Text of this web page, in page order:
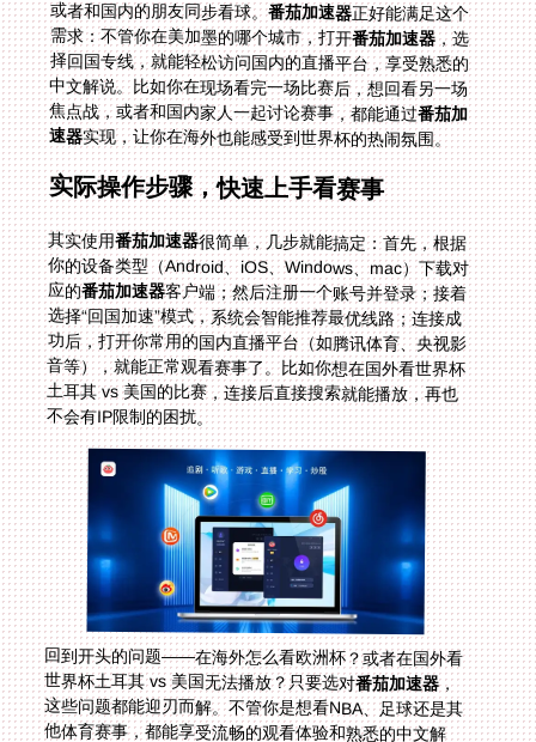
或者和国内的朋友同步看球。番茄加速器正好能满足这个
需求：不管你在美加墨的哪个城市，打开番茄加速器，选
择回国专线，就能轻松访问国内的直播平台，享受熟悉的
中文解说。比如你在现场看完一场比赛后，想回看另一场
焦点战，或者和国内家人一起讨论赛事，都能通过番茄加
速器实现，让你在海外也能感受到世界杯的热闹氛围。
实际操作步骤，快速上手看赛事
其实使用番茄加速器很简单，几步就能搞定：首先，根据
你的设备类型（Android、iOS、Windows、mac）下载对
应的番茄加速器客户端；然后注册一个账号并登录；接着
选择“回国加速”模式，系统会智能推荐最优线路；连接成
功后，打开你常用的国内直播平台（如腾讯体育、央视影
音等），就能正常观看赛事了。比如你想在国外看世界杯
土耳其 vs 美国的比赛，连接后直接搜索就能播放，再也
不会有IP限制的困扰。
回到开头的问题——在海外怎么看欧洲杯？或者在国外看
世界杯土耳其 vs 美国无法播放？只要选对番茄加速器，
这些问题都能迎刃而解。不管你是想看NBA、足球还是其
他体育赛事，都能享受流畅的观看体验和熟悉的中文解